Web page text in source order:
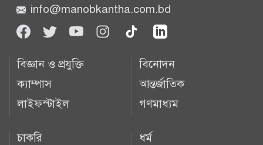
info@manobkantha.com.bd
বিজ্ঞান ও প্রযুক্তি
ক্যাম্পাস
লাইফস্টাইল
বিনোদন
আন্তর্জাতিক
গণমাধ্যম
চাকরি
ধর্ম